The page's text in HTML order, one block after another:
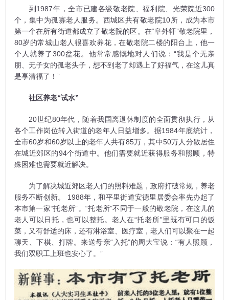
到1987年，全市已建各级敬老院、福利院、光荣院近300
个，集中为孤寡老人服务。西城区共有敬老院10所，成为本市
第一个在所有街道都成立了敬老院的区。在“阜外轩”敬老院里，
80岁的常城山老人很喜欢养花，在敬老院二楼的阳台上，他一
个人就养了300盆花。他常常感慨地对人们说：“我是个无亲
朋、无子女的孤老头子，想不到老了却遇上了好福气，在这儿真
是享清福了！”
社区养老“试水”
20世纪80年代，随着我国离退休制度的全面贯彻执行，从
各个工作岗位转入街道的老年人日益增多。据1984年底统计，
全市60岁和60岁以上的老年人共有85万，其中50万人分散居住
在城近郊区的94个街道中。他们需要就近获得服务和照顾，特
殊困难也需要就近解决。
为了解决城近郊区老人们的照料难题，政府打破常规，养老
服务不断创新。 1988年，和平里街道安德里居委会率先办起了
本市第一家“托老所”。“托老所”不同于一般的敬老院，在这儿的
老人可以日托，也可以整托。老人在“托老所”里既有可口的饭
菜，又有舒适的床，还有淋浴室、医疗室，老人们可以聚在一起
聊天、下棋、打牌。来送母亲“入托”的周大宝说：“有人照顾，
我们双职工上班也安心了。”